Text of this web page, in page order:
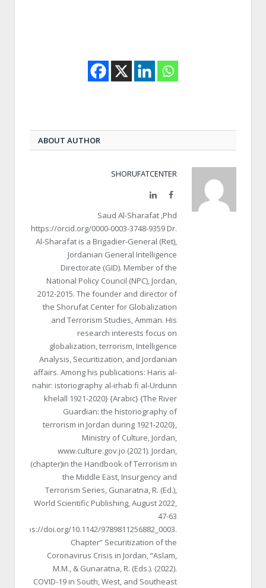
ABOUT AUTHOR
SHORUFATCENTER
Facebook
LinkedIn
Saud Al-Sharafat ,Phd
https://orcid.org/0000-0003-3748-9359 Dr.
Al-Sharafat is a Brigadier-General (Ret),
Jordanian General Intelligence
Directorate (GID). Member of the
National Policy Council (NPC), Jordan,
2012-2015. The founder and director of
the Shorufat Center for Globalization
and Terrorism Studies, Amman. His
research interests focus on
globalization, terrorism, Intelligence
Analysis, Securitization, and Jordanian
affairs. Among his publications: Haris al-
nahir: istoriography al-irhab fi al-Urdunn
khelall 1921-2020} {Arabic} {The River
Guardian: the historiography of
terrorism in Jordan during 1921-2020},
Ministry of Culture, Jordan,
www.culture.gov.jo (2021). Jordan,
(chapter)in the Handbook of Terrorism in
the Middle East, Insurgency and
Terrorism Series, Gunaratna, R. (Ed.),
World Scientific Publishing, August 2022,
47-63
https://doi.org/10.1142/9789811256882_0003.
Chapter” Securitization of the
Coronavirus Crisis in Jordan, “Aslam,
M.M., & Gunaratna, R. (Eds.). (2022).
COVID-19 in South, West, and Southeast